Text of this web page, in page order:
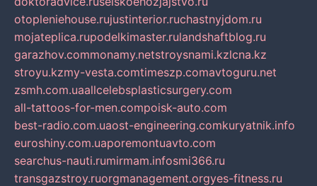
otopleniehouse.rujustinterior.ruchastnyjdom.ru
mojateplica.rupodelkimaster.rulandshaftblog.ru
garazhov.commonamy.netstroysnami.kzlcna.kz
stroyu.kzmy-vesta.comtimeszp.comavtoguru.net
zsmh.com.uaallcelebsplasticsurgery.com
all-tattoos-for-men.compoisk-auto.com
best-radio.com.uaost-engineering.comkuryatnik.info
euroshiny.com.uaporemontuavto.com
searchus-nauti.rumirmam.infosmi366.ru
transgazstroy.ruorgmanagement.orgyes-fitness.ru